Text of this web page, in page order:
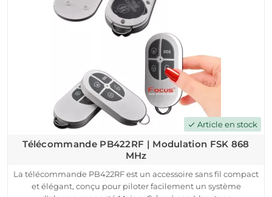
fonctionne sans abonnement, et convient aux bâtiments
industriels, cabinets ou locaux techniques. Le Capteur
d'ouverture MD211RF garantit une sécurité connectée
performante, simple à utiliser et accessible à tous.
check Article en stock
Télécommande PB422RF | Modulation FSK 868
MHz
La télécommande PB422RF est un accessoire sans fil compact
et élégant, conçu pour piloter facilement un système